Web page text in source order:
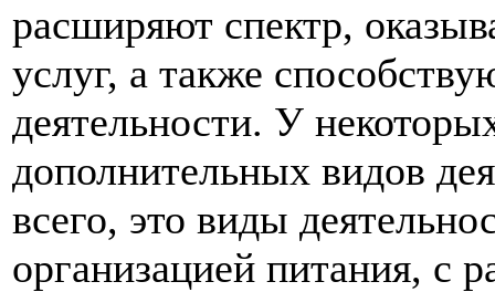
расширяют спектр,
услуг, а также
деятельности. У
дополнительных видов
всего, это виды
организацией питания, с